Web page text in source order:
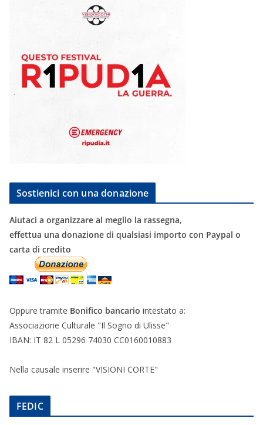
Sostienici con una donazione
Aiutaci a organizzare al meglio la rassegna,
effettua una donazione di qualsiasi importo con Paypal o
carta di credito
Oppure tramite Bonifico bancario intestato a:
Associazione Culturale "Il Sogno di Ulisse"
IBAN: IT 82 L 05296 74030 CC0160010883
Nella causale inserire "VISIONI CORTE"
FEDIC